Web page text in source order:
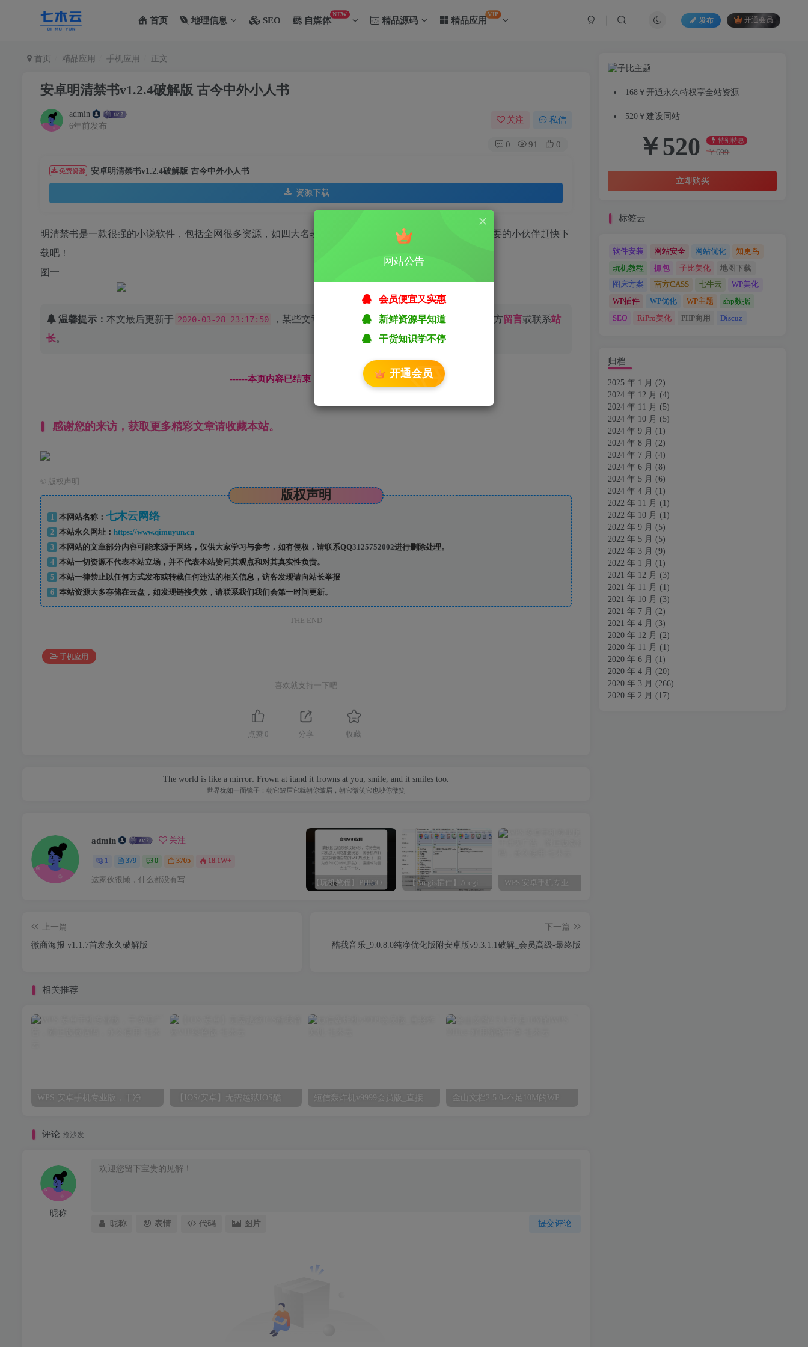
首页 地理信息 SEO 自媒体
NEW
精品源码 精品应用
VIP
发布 开通会员
首页 精品应用 手机应用 正文
安卓明清禁书v1.2.4破解版 古今中外小人书
admin
6年前发布
关注 私信
0 91 0
免费资源 安卓明清禁书v1.2.4破解版 古今中外小人书
资源下载
明清禁书是一款很强的小说软件，包括全网很多资源，如四大名著、鬼神志怪、笔记小说、二十四史等。需要的小伙伴赶快下
载吧！
图一
温馨提示： 本文最后更新于 2020-03-28 23:17:50 ，某些文章具有时效性，若有错误或已失效，请在下方留言或联系站
长。
------本页内容已结束，喜欢请分享------
感谢您的来访，获取更多精彩文章请收藏本站。
版权声明
版权声明
1 本网站名称： 七木云网络
2 本站永久网址： https://www.qimuyun.cn
3
本网站的文章部分内容可能来源于网络，仅供大家学习与参考，如有侵权，请联系QQ3125752002进行删除处理。
4
本站一切资源不代表本站立场，并不代表本站赞同其观点和对其真实性负责。
5
本站一律禁止以任何方式发布或转载任何违法的相关信息，访客发现请向站长举报
6
本站资源大多存储在云盘，如发现链接失效，请联系我们我们会第一时间更新。
THE END
手机应用
喜欢就支持一下吧
点赞 0 分享 收藏
The world is like a mirror: Frown at itand it frowns at you; smile, and it smiles too.
世界犹如一面镜子：朝它皱眉它就朝你皱眉，朝它微笑它也吵你微笑
admin 关注
1 379 0 3705 18.1W+
这家伙很懒，什么都没有写...
上一篇
微商海报 v1.1.7首发永久破解版
下一篇
酷我音乐_9.0.8.0纯净优化版附安卓版v9.3.1.1破解_会员高级-最终版
相关推荐
评论 抢沙发
昵称
提交评论
昵称 表情 代码 图片
168￥开通永久特权享全站资源
520￥建设同站
￥520 特别特惠
￥699
立即购买
标签云
软件安装 网站安全 网站优化
知更鸟
玩机教程
抓包 子比美化
地图下载
图床方案
南方CASS 七牛云
WP美化
WP插件
WP优化 WP主题
shp数据
SEO
RiPro美化 PHP商用 Discuz
归档
2025 年 1 月 (2)
2024 年 12 月 (4)
2024 年 11 月 (5)
2024 年 10 月 (5)
2024 年 9 月 (1)
2024 年 8 月 (2)
2024 年 7 月 (4)
2024 年 6 月 (8)
2024 年 5 月 (6)
2024 年 4 月 (1)
2022 年 11 月 (1)
2022 年 10 月 (1)
2022 年 9 月 (5)
2022 年 5 月 (5)
2022 年 3 月 (9)
2022 年 1 月 (1)
2021 年 12 月 (3)
2021 年 11 月 (1)
2021 年 10 月 (3)
2021 年 7 月 (2)
2021 年 4 月 (3)
2020 年 12 月 (2)
2020 年 11 月 (1)
2020 年 6 月 (1)
2020 年 4 月 (20)
2020 年 3 月 (266)
2020 年 2 月 (17)
网站公告
会员便宜又实惠
新鲜资源早知道
干货知识学不停
开通会员